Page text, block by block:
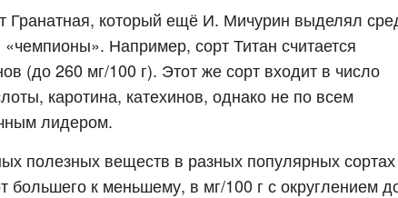
Гранатная, который ещё И. Мичурин выделял
Например, сорт Титан считается
(до 260 мг/100 г). Этот же сорт входит в число
каротина, катехинов, однако не по всем
лидером.
полезных веществ в разных популярных сортах
к меньшему, в мг/100 г с округлением